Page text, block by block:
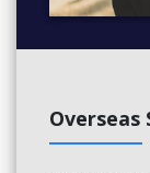
Groups